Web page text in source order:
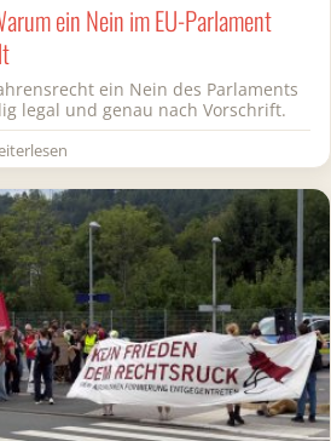
ein Nein im EU-Parlament
ein Nein des Parlaments
legal und genau nach Vorschrift.